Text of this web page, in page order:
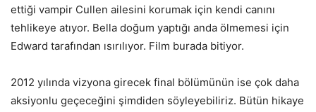
ettiği vampir Cullen ailesini korumak için kendi canını
tehlikeye atıyor. Bella doğum yaptığı anda ölmemesi için
Edward tarafından ısırılıyor. Film burada bitiyor.
2012 yılında vizyona girecek final bölümünün ise çok daha
aksiyonlu geçeceğini şimdiden söyleyebiliriz. Bütün hikaye